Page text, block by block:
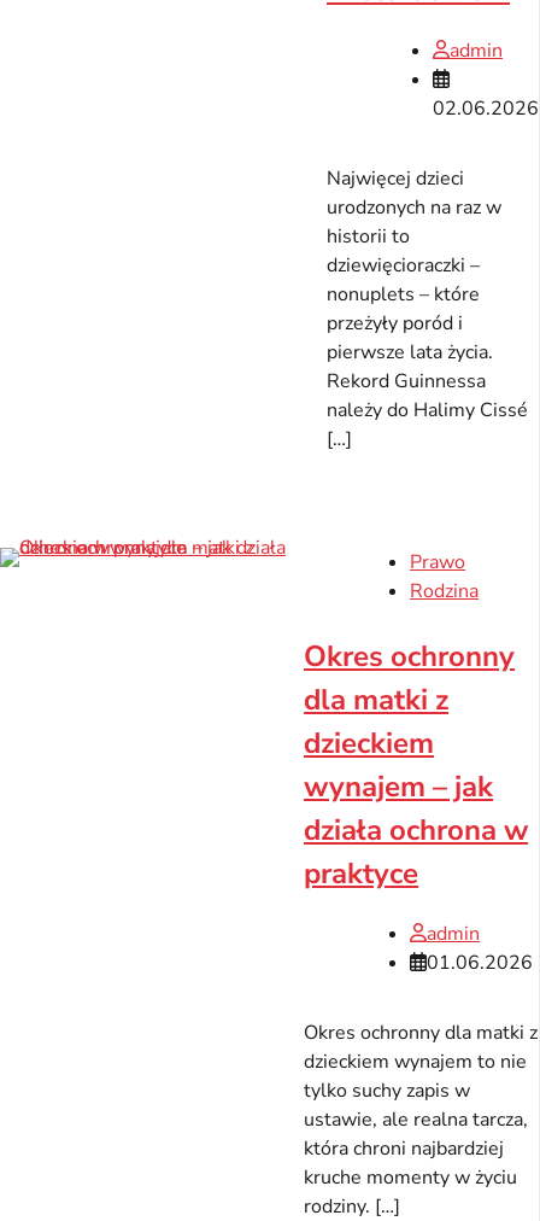
admin
02.06.2026
Najwięcej dzieci
urodzonych na raz w
historii to
dziewięcioraczki –
nonuplets – które
przeżyły poród i
pierwsze lata życia.
Rekord Guinnessa
należy do Halimy Cissé
[…]
Prawo
Rodzina
Okres ochronny
dla matki z
dzieckiem
wynajem – jak
działa ochrona w
praktyce
admin
01.06.2026
Okres ochronny dla matki z
dzieckiem wynajem to nie
tylko suchy zapis w
ustawie, ale realna tarcza,
która chroni najbardziej
kruche momenty w życiu
rodziny. […]